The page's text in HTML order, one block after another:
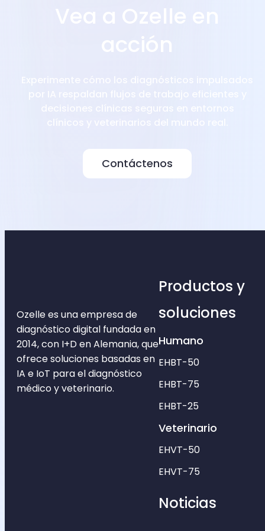
Vea a Ozelle en
acción
clínicos y veterinarios del mundo real.
Contáctenos
Ozelle es una empresa de
diagnóstico digital fundada en
2014, con I+D en Alemania, que
ofrece soluciones basadas en
IA e IoT para el diagnóstico
médico y veterinario.
Productos y
soluciones
Humano
EHBT-50
EHBT-75
EHBT-25
Veterinario
EHVT-50
EHVT-75
Noticias